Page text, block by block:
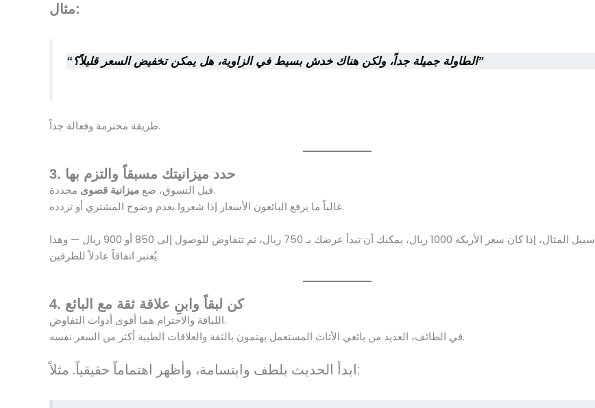
مثال:
“الطاولة جميلة جداً، ولكن هناك خدش بسيط في الزاوية، هل يمكن تخفيض السعر قليلاً؟”
طريقة محترمة وفعالة جداً.
3. حدد ميزانيتك مسبقاً والتزم بها
قبل التسوق، ضع ميزانية قصوى
محددة.
غالباً ما يرفع البائعون الأسعار إذا شعروا بعدم وضوح المشتري أو تردده.
على سبيل المثال، إذا كان سعر الأريكة 1000 ريال، يمكنك أن تبدأ عرضك بـ 750 ريال، ثم تتفاوض للوصول إلى 850 أو 900 ريال — وهذا
يُعتبر اتفاقاً عادلاً للطرفين.
4. كن لبقاً وابنِ علاقة ثقة مع البائع
اللباقة والاحترام هما أقوى أدوات التفاوض.
في الطائف، العديد من بائعي الأثاث المستعمل يهتمون بالثقة والعلاقات الطيبة أكثر من السعر نفسه.
ابدأ الحديث بلطف وابتسامة، وأظهر اهتماماً حقيقياً. مثلاً: